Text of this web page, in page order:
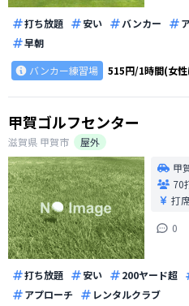
打ち放題 安い バンカー
早朝
バンカー練習場
515円/1時間(女
甲賀ゴルフセンター
滋賀県 甲賀市
屋外
甲
70
打
0
打ち放題 安い 200ヤード超
アプローチ
レンタルクラブ